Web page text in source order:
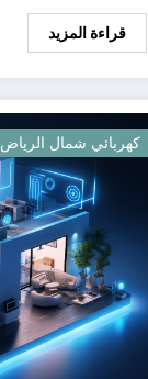
قراءة المزيد
كهربائي شمال الرياض